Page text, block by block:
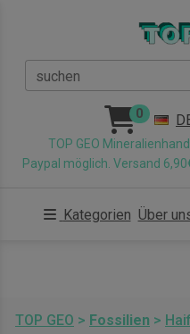
suchen
0
TOP GEO
Paypal möglich. Versand
Kategorien Über
TOP GEO > Fossilien >